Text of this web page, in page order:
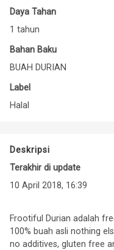
Daya Tahan
1 tahun
Bahan Baku
BUAH DURIAN
Label
Halal
Deskripsi
Terakhir di update
10 April 2018, 16:39
Frootiful Durian adalah
100% buah asli nothing
no additives, gluten free